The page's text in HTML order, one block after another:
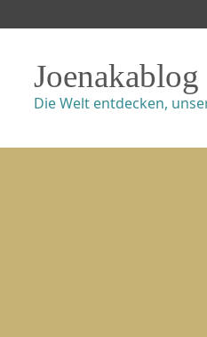
Joenakablog
Die Welt entdecken,